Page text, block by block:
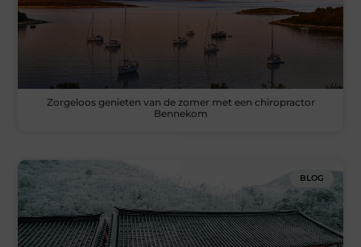
Zorgeloos genieten van de zomer met een chiropractor
Bennekom
BLOG